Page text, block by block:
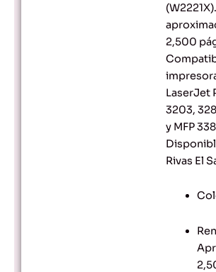
2,500
LaserJet
3203,
y MFP
Rivas El